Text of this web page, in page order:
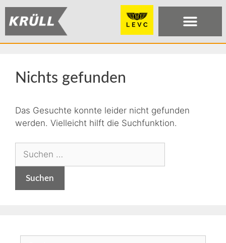
Nichts gefunden
Das Gesuchte konnte leider nicht gefunden
werden. Vielleicht hilft die Suchfunktion.